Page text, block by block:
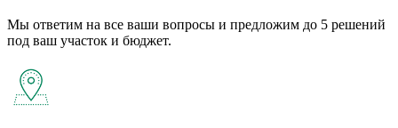
Мы ответим на все ваши вопросы и предложим до 5 решений
под ваш участок и бюджет.